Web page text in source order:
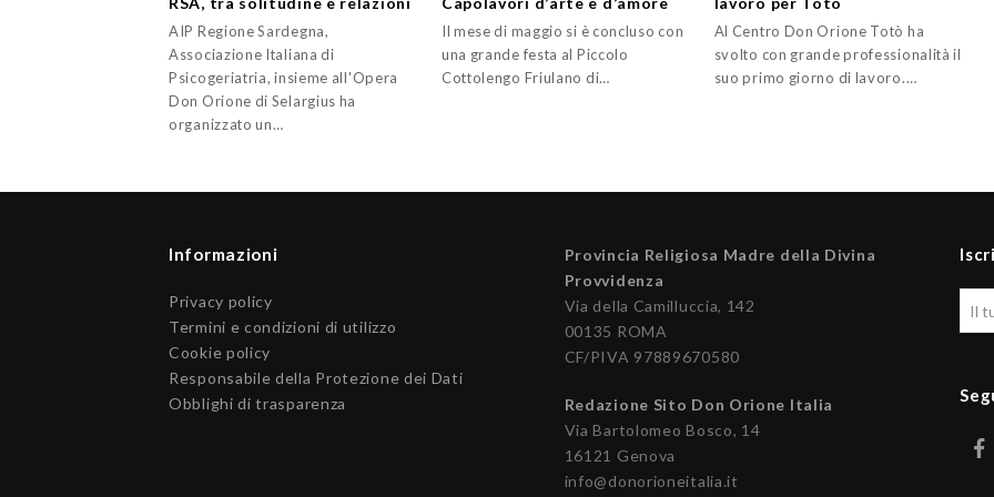
AIP Regione Sardegna,
Associazione Italiana di
Psicogeriatria, insieme all'Opera
Don Orione di Selargius ha
organizzato un…
Il mese di maggio si è concluso con
una grande festa al Piccolo
Cottolengo Friulano di…
Al Centro Don Orione Totò ha
svolto con grande professionalità il
suo primo giorno di lavoro.…
Informazioni
Privacy policy
Termini e condizioni di utilizzo
Cookie policy
Responsabile della Protezione dei Dati
Obblighi di trasparenza
Provincia Religiosa Madre della Divina
Provvidenza
Via della Camilluccia, 142
00135 ROMA
CF/PIVA 97889670580
Redazione Sito Don Orione Italia
Via Bartolomeo Bosco, 14
16121 Genova
info@donorioneitalia.it